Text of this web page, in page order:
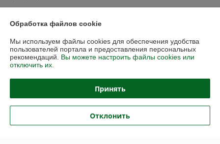
Политика обработки cookies
Сайт создан на платформе Deal.by
Обработка файлов cookie
Мы используем файлы cookies для обеспечения удобства
пользователей портала и предоставления персональных
рекомендаций. Вы можете настроить файлы cookies или
отключить их.
Принять
Отклонить